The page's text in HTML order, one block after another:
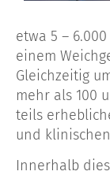
etwa 5 –
einem
Gleichzeitig
mehr als 100
teils
und
Innerhalb